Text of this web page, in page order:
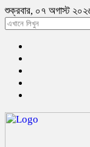
শুক্রবার, ০৭ অগাস্ট